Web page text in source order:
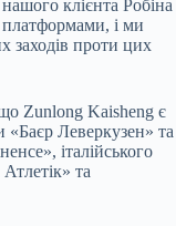
клієнта Робіна
платформами, і ми
проти цих
Zunlong Kaisheng є
«Баєр Леверкузен» та
італійського
та